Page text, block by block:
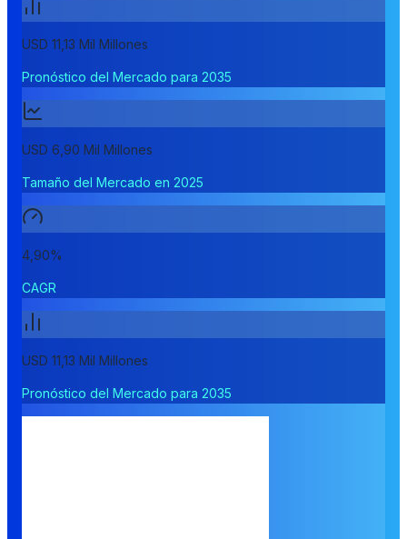
USD 11,13 Mil Millones
Pronóstico del Mercado para 2035
USD 6,90 Mil Millones
Tamaño del Mercado en 2025
4,90%
CAGR
USD 11,13 Mil Millones
Pronóstico del Mercado para 2035